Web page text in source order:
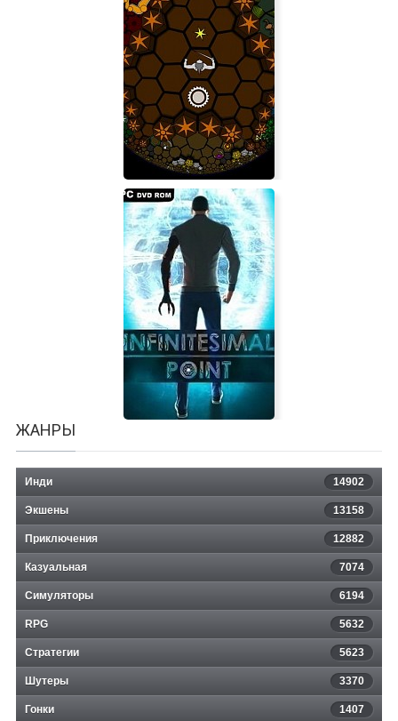
Zombie Rush: Extinction
HyperRogue
ЖАНРЫ
Инди 14902
Экшены 13158
Приключения 12882
Казуальная 7074
Симуляторы 6194
RPG 5632
Стратегии 5623
Шутеры 3370
Гонки 1407